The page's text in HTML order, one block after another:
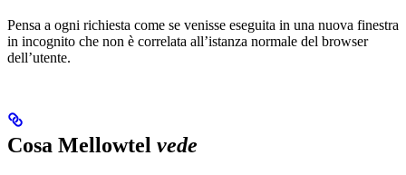
Pensa a ogni richiesta come se venisse eseguita in una nuova finestra
in incognito che non è correlata all’istanza normale del browser
dell’utente.
Cosa Mellowtel vede